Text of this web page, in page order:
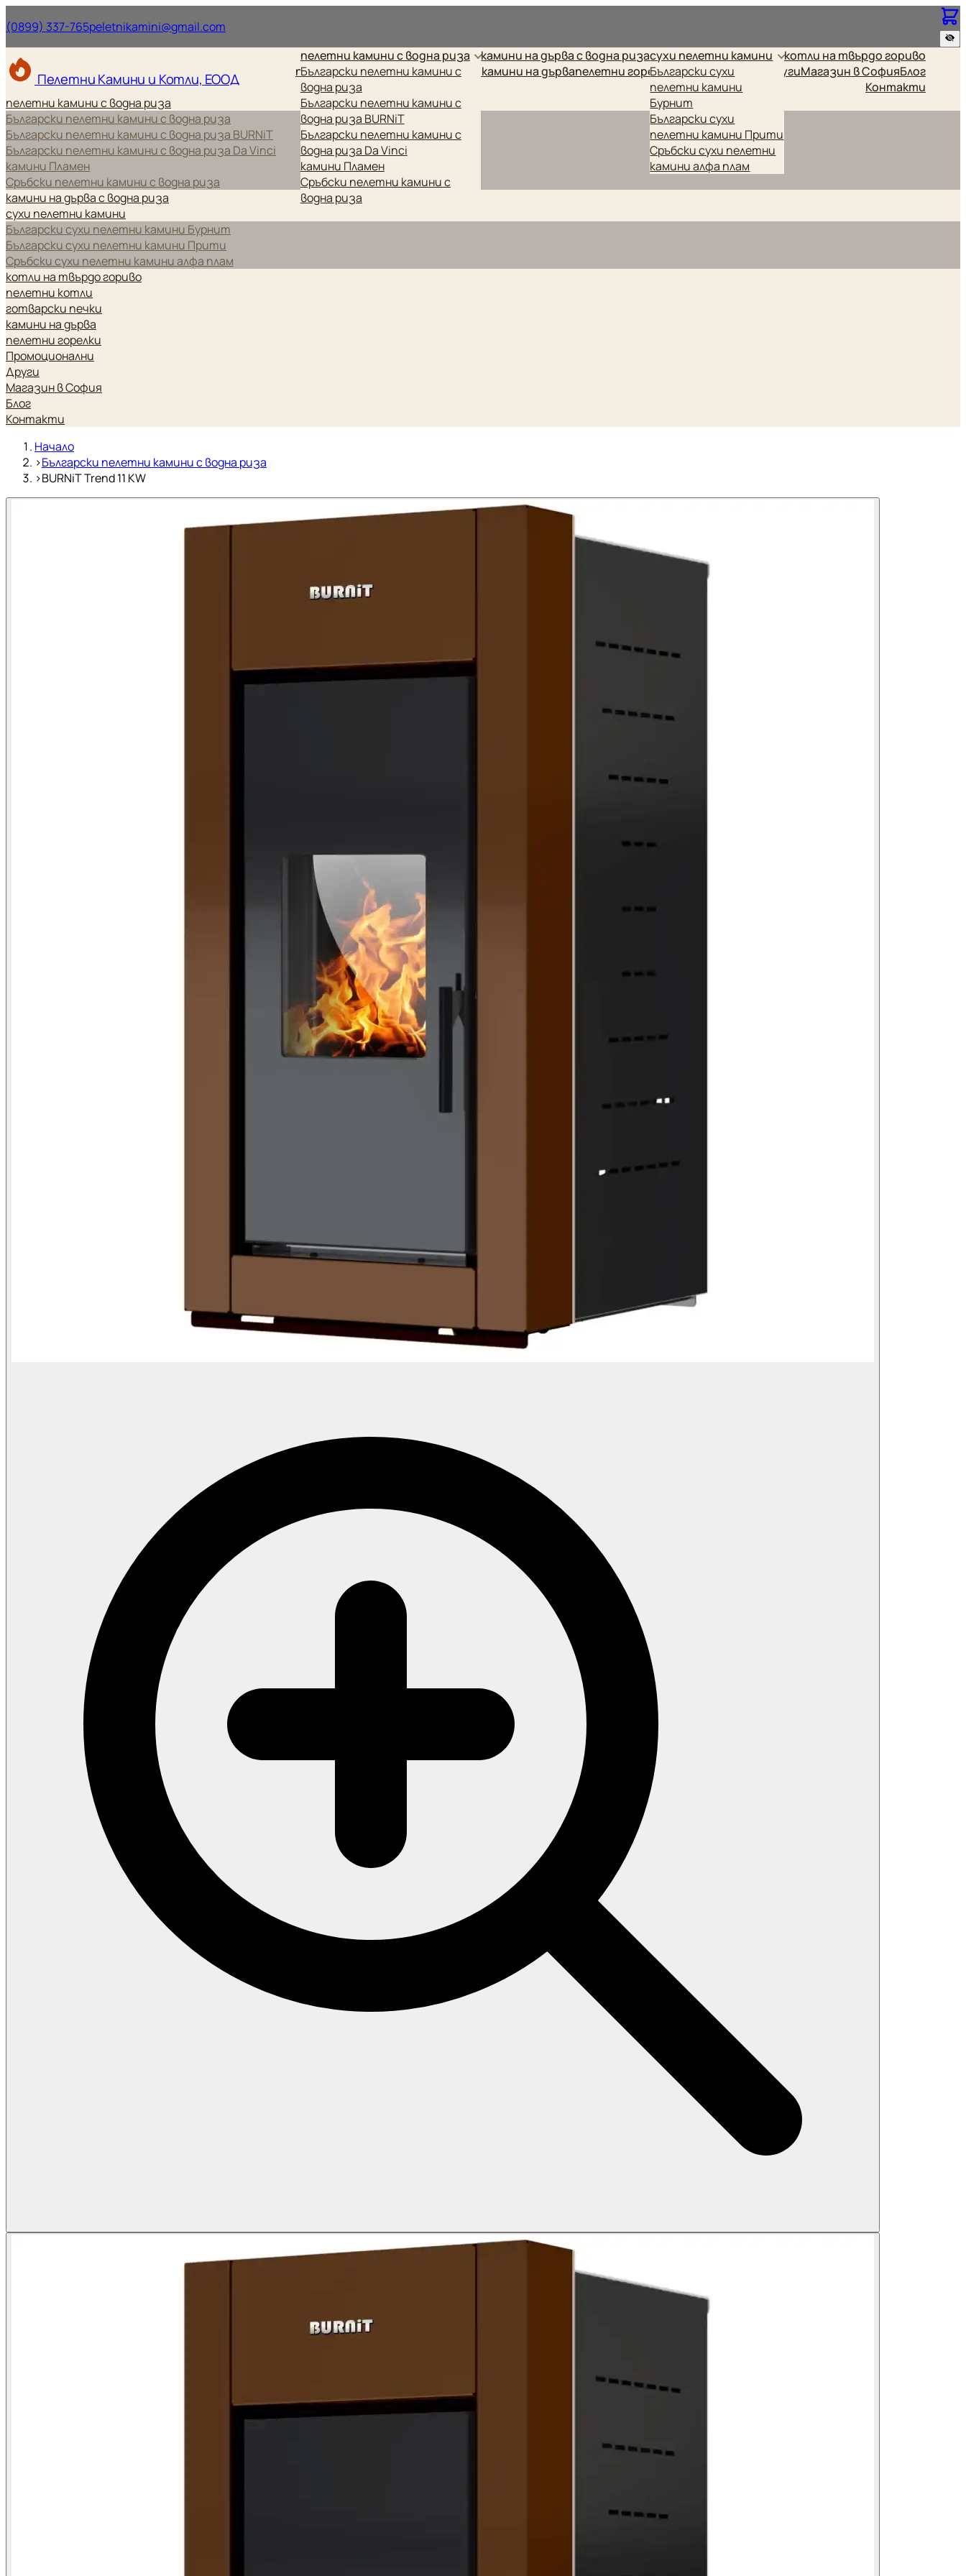
(0899) 337-765Нашият телефонен номер.
peletnikamini@gmail.com
Пелетни Камини и Котли, ЕООД
пелетни камини с водна риза
Български пелетни камини с
водна риза
Български пелетни камини с
водна риза BURNiT
Български пелетни камини с
водна риза Da Vinci
камини Пламен
Сръбски пелетни камини с
водна риза
камини на дърва с водна ризасухи пелетни камини
Български сухи
пелетни камини
Бурнит
Български сухи
пелетни камини Прити
Сръбски сухи пелетни
камини алфа плам
котли на твърдо гориво
пелетни котлиготварски печки камини на дървапелетни горелкиПромоционални ДругиМагазин в СофияБлог
Контакти
пелетни камини с водна риза
Български пелетни камини с водна риза
Български пелетни камини с водна риза BURNiT
Български пелетни камини с водна риза Da Vinci
камини Пламен
Сръбски пелетни камини с водна риза
камини на дърва с водна риза
сухи пелетни камини
Български сухи пелетни камини Бурнит
Български сухи пелетни камини Прити
Сръбски сухи пелетни камини алфа плам
котли на твърдо гориво
пелетни котли
готварски печки
камини на дърва
пелетни горелки
Промоционални
Други
Магазин в София
Блог
Контакти
Начало
›Български пелетни камини с водна риза
›BURNiT Trend 11 KW